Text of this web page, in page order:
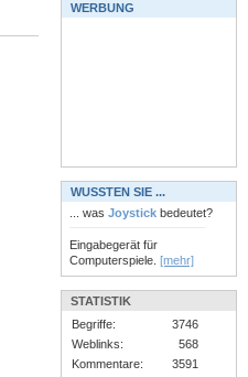
WERBUNG
WUSSTEN SIE ...
... was Joystick bedeutet?
Eingabegerät für
Computerspiele. [mehr]
STATISTIK
Begriffe:
3746
Weblinks:
568
Kommentare:
3591